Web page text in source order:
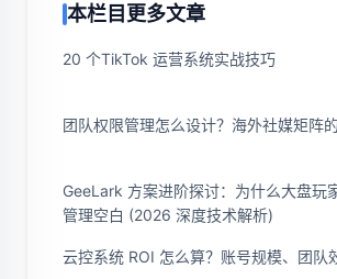
本栏目更多文章
20 个TikTok 运营系统实战技巧
团队权限管理怎么设计？海外社媒矩阵
GeeLark 方案进阶探讨：为什么大盘玩
管理空白 (2026 深度技术解析)
云控系统 ROI 怎么算？账号规模、团队